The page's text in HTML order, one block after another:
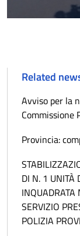
Related
Avviso per la
Commissione
Provincia:
DI N. 1 UNITÀ
INQUADRATA
SERVIZIO
POLIZIA